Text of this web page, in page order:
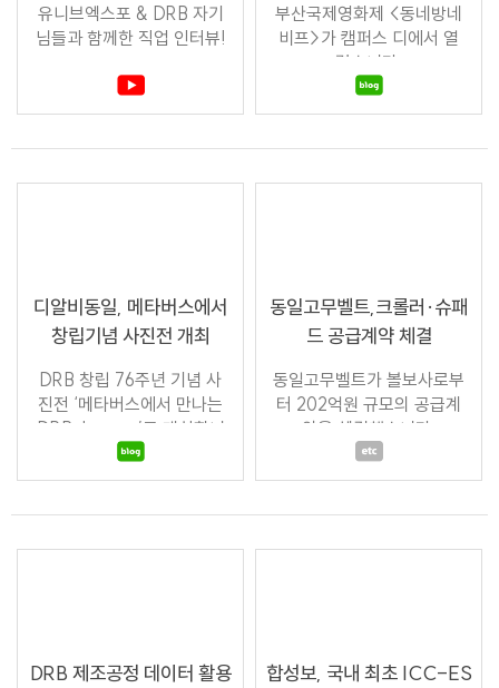
유니브엑스포 & DRB 자기
님들과 함께한 직업 인터뷰!
부산국제영화제 <동네방네
비프>가 캠퍼스 디에서 열
렸습니다.
디알비동일, 메타버스에서
창립기념 사진전 개최
DRB 창립 76주년 기념 사
진전 ‘메타버스에서 만나는
DRB Journey’를 개최합니
다.
동일고무벨트,크롤러·슈패
드 공급계약 체결
동일고무벨트가 볼보사로부
터 202억원 규모의 공급계
약을 체결했습니다.
DRB 제조공정 데이터 활용
합성보, 국내 최초 ICC-ES